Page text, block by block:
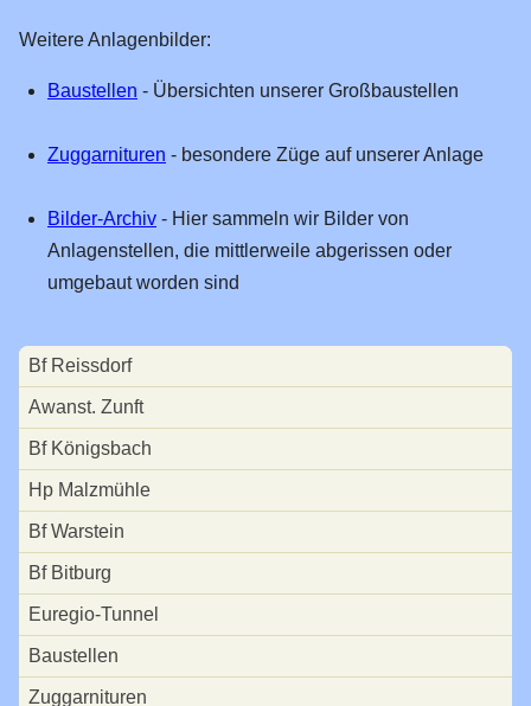
Tage der offenen Tür
02.05.2026
17.11.2013
13.11.2011
10.04.2005
11.05.2001
Feste Anlage
Bf Reissdorf
Awanst. Zunft
Bf Königsbach
Hp Malzmühle
Bf Warstein
Bf Bitburg
Euregio-Tunnel
Weitere Anlagenbilder:
Baustellen - Übersichten unserer Großbaustellen
Zuggarnituren - besondere Züge auf unserer Anlage
Bilder-Archiv - Hier sammeln wir Bilder von
Anlagenstellen, die mittlerweile abgerissen oder
umgebaut worden sind
Navigation
überspringen
Bf Reissdorf
Awanst. Zunft
Bf Königsbach
Hp Malzmühle
Bf Warstein
Bf Bitburg
Euregio-Tunnel
Baustellen
Zuggarnituren